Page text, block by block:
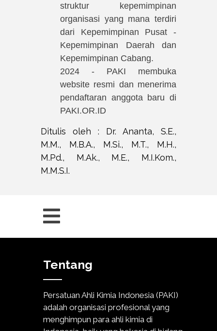
struktur kepemimpinan
organisasi yang mana terdiri
dari Kepemimpinan Pusat -
Kepemimpinan Daerah dan
Kepemimpinan Cabang.
2024 - PAKI membuka
website resmi dan menerima
pendaftaran anggota baru di
PAKI.OR.ID
Ditulis oleh : Dr. Ananta, S.E.,
M.M., M.B.A., M.Si., M.T., M.H.,
M.Pd., M.Ak., M.E., M.I.Kom.,
M.M.S.I.
Tentang
Persatuan Ahli Kimia Indonesia (PAKI)
adalah organisasi profesional yang
menghimpun para ahli kimia di